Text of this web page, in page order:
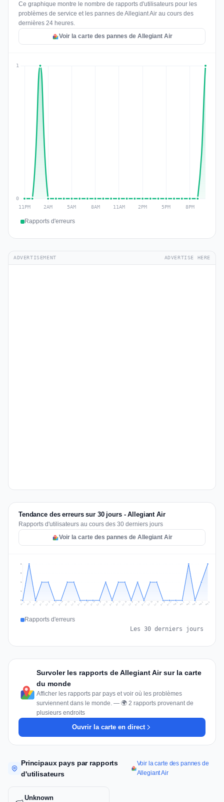
Ce graphique montre le nombre de rapports d'utilisateurs pour les
problèmes de service et les pannes de Allegiant Air au cours des
dernières 24 heures.
Voir la carte des pannes de Allegiant Air
Rapports d'erreurs
ADVERTISEMENT ADVERTISE HERE
Tendance des erreurs sur 30 jours - Allegiant Air
Rapports d'utilisateurs au cours des 30 derniers jours
Voir la carte des pannes de Allegiant Air
1
1
2
2
Jul 8 Jul 9 Jul 10 Jul 11 Jul 12 Jul 13 Jul 14 Jul 15 Jul 16 Jul 17 Jul 18 Jul 19 Jul 20 Jul 21 Jul 22 Jul 23 Jul 24 Jul 25 Jul 26 Jul 27 Jul 28 Jul 29 Jul 30 Jul 31 Aug 1 Aug 2 Aug 3 Aug 4 Aug 5 Aug 6
Rapports d'erreurs
Les 30 derniers jours
Survoler les rapports de Allegiant Air sur la carte
du monde
Afficher les rapports par pays et voir où les problèmes
surviennent dans le monde. — 🌍 2 rapports provenant de
plusieurs endroits
Ouvrir la carte en direct
Principaux pays par rapports
d'utilisateurs
Voir la carte des pannes de
Allegiant Air
Unknown